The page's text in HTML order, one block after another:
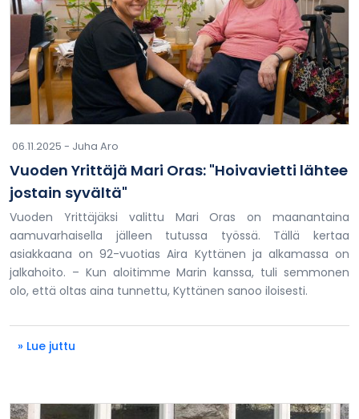
06.11.2025 - Juha Aro
Vuoden Yrittäjä Mari Oras: "Hoivavietti lähtee
jostain syvältä"
Vuoden Yrittäjäksi valittu Mari Oras on maanantaina
aamuvarhaisella jälleen tutussa työssä. Tällä kertaa
asiakkaana on 92-vuotias Aira Kyttänen ja alkamassa on
jalkahoito. – Kun aloitimme Marin kanssa, tuli semmonen
olo, että oltas aina tunnettu, Kyttänen sanoo iloisesti.
» Lue juttu